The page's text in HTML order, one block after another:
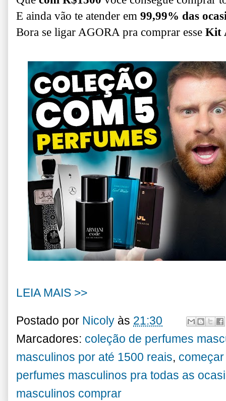
E ainda vão te atender em 99,99% das
Bora se ligar AGORA pra comprar esse Kit
LEIA MAIS >>
Postado por Nicoly às 21:30
Marcadores: coleção de perfumes
masculinos por até 1500 reais,
perfumes masculinos pra todas as
masculinos comprar